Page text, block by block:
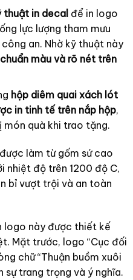
thuật in decal để in logo
lực lượng tham mưu
an. Nhờ kỹ thuật này
màu và rõ nét trên
hộp diêm quai xách lót
in tinh tế trên nắp hộp,
quà khi trao tặng.
làm từ gốm sứ cao
nhiệt độ trên 1200 độ C,
bỉ vượt trội và an toàn
logo này được thiết kế
Mặt trước, logo “Cục đối
chữ “Thuận buồm xuôi
sự trang trọng và ý nghĩa.